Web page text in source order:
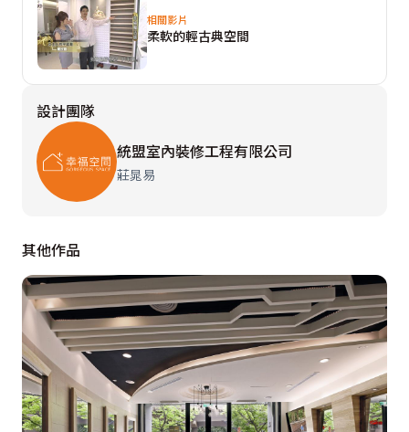
從斜切45度的入口來到了主臥房，寬敞的空間營造了休
憩的氛圍，設計師利用巧思在電視牆後方設計長型抽屜收
納女主人的包包，窗邊臥榻則是依據珍藏家人回憶的一系
列相片簿訂作，不僅是最自然流露的感情，也是主臥房中
最美麗的妝點。
除了主臥房外也分別依據家庭成員的喜好作不同的設計，
國，充滿青春的爛漫情懷；念藝術的小女兒房間觸目所及
便是一面鮮麗的黃色，搭配弧形的天花板既時尚又前衛增
加空間的活潑氣氛。
在有限的空間中，依家庭成員展現其各自不同的個人風
格，並依據喜好與興趣結合收納與展示的空間，讓房子成
為家人成為最棒的珍藏！
相關影片
柔軟的輕古典空間
設計團隊
統盟室內裝修工程有限公司
莊晁易
其他作品